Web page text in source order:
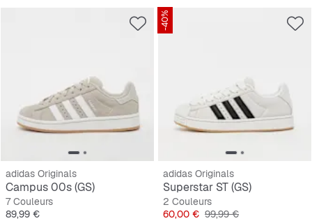
adidas Originals
Campus 00s (GS)
7 Couleurs
Prix
89,99 €
-40%
adidas Originals
Superstar ST (GS)
2 Couleurs
Prix
60,00 € Prix original
99,99 €